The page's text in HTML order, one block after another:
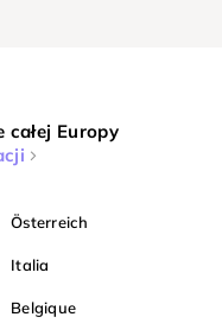
Europy
Österreich
Italia
Belgique